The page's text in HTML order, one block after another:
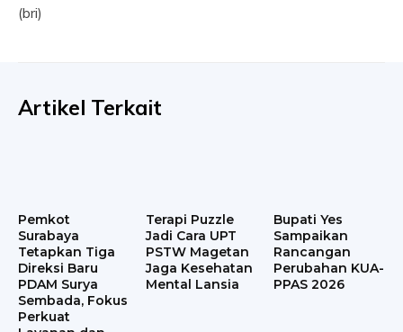
(bri)
Artikel Terkait
Pemkot
Surabaya
Tetapkan Tiga
Direksi Baru
PDAM Surya
Sembada, Fokus
Perkuat
Terapi Puzzle
Jadi Cara UPT
PSTW Magetan
Jaga Kesehatan
Mental Lansia
Bupati Yes
Sampaikan
Rancangan
Perubahan KUA-
PPAS 2026